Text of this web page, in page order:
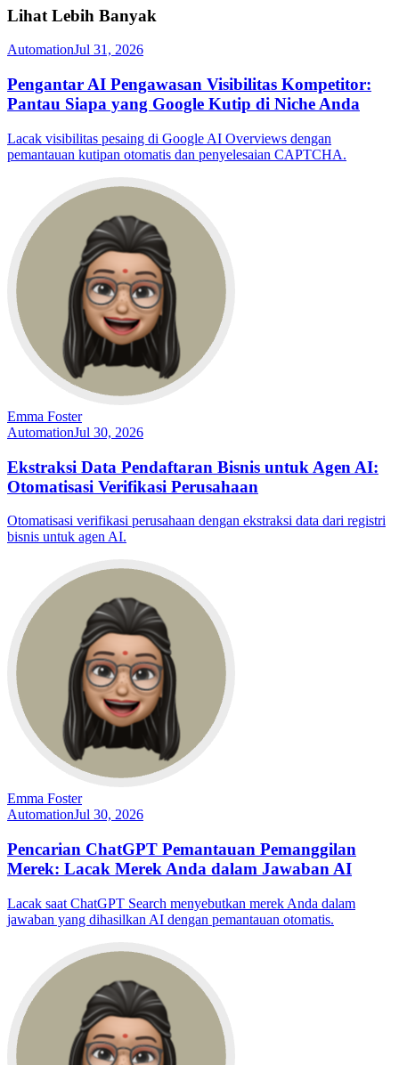
Lihat Lebih Banyak
AutomationJul 31, 2026
Pengantar AI Pengawasan Visibilitas Kompetitor:
Pantau Siapa yang Google Kutip di Niche Anda
Lacak visibilitas pesaing di Google AI Overviews dengan
pemantauan kutipan otomatis dan penyelesaian CAPTCHA.
Emma Foster
AutomationJul 30, 2026
Ekstraksi Data Pendaftaran Bisnis untuk Agen AI:
Otomatisasi Verifikasi Perusahaan
Otomatisasi verifikasi perusahaan dengan ekstraksi data dari registri
bisnis untuk agen AI.
Emma Foster
AutomationJul 30, 2026
Pencarian ChatGPT Pemantauan Pemanggilan
Merek: Lacak Merek Anda dalam Jawaban AI
Lacak saat ChatGPT Search menyebutkan merek Anda dalam
jawaban yang dihasilkan AI dengan pemantauan otomatis.